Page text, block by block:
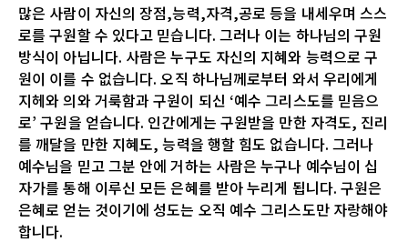
많은 사람이 자신의 장점,능력,자격,공로 등을 내세우며 스스
로를 구원할 수 있다고 믿습니다. 그러나 이는 하나님의 구원
방식이 아닙니다. 사람은 누구도 자신의 지혜와 능력으로 구
원이 이를 수 없습니다. 오직 하나님께로부터 와서 우리에게
지헤와 의와 거룩함과 구원이 되신 ‘예수 그리스도를 믿음으
로’ 구원을 얻습니다. 인간에게는 구원받을 만한 자격도, 진리
를 깨달을 만한 지혜도, 능력을 행할 힘도 없습니다. 그러나
예수님을 믿고 그분 안에 거하는 사람은 누구나 예수님이 십
자가를 통해 이루신 모든 은혜를 받아 누리게 됩니다. 구원은
은혜로 얻는 것이기에 성도는 오직 예수 그리스도만 자랑해야
합니다.